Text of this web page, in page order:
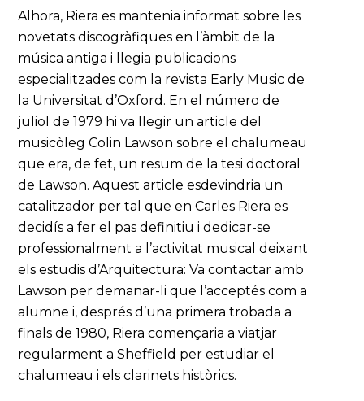
Alhora, Riera es mantenia informat sobre les
novetats discogràfiques en l’àmbit de la
música antiga i llegia publicacions
especialitzades com la revista Early Music de
la Universitat d’Oxford. En el número de
juliol de 1979 hi va llegir un article del
musicòleg Colin Lawson sobre el chalumeau
que era, de fet, un resum de la tesi doctoral
de Lawson. Aquest article esdevindria un
catalitzador per tal que en Carles Riera es
decidís a fer el pas definitiu i dedicar-se
professionalment a l’activitat musical deixant
els estudis d’Arquitectura: Va contactar amb
Lawson per demanar-li que l’acceptés com a
alumne i, després d’una primera trobada a
finals de 1980, Riera començaria a viatjar
regularment a Sheffield per estudiar el
chalumeau i els clarinets històrics.